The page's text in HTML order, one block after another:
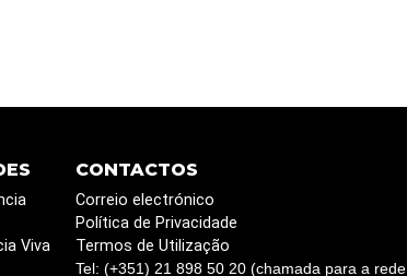
Viva
CONTACTOS
Correio electrónico
Política de Privacidade
Termos de Utilização
Tel: (+351) 21 898 50 20 (chamada para a rede